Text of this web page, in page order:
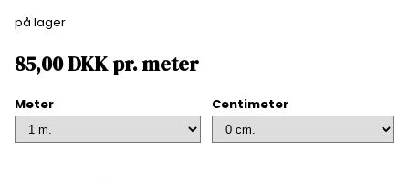
på lager
85,00DKKpr.meter
Meter Centimeter